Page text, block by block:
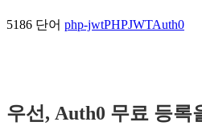
5186 단어 php-jwtPHPJWTAuth0
우선, Auth0 무료 등록